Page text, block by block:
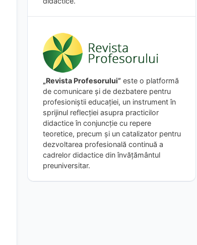
„Revista Profesorului” este o platformă
de comunicare și de dezbatere pentru
profesioniștii educației, un instrument în
sprijinul reflecției asupra practicilor
didactice în conjuncție cu repere
teoretice, precum și un catalizator pentru
dezvoltarea profesională continuă a
cadrelor didactice din învățământul
preuniversitar.